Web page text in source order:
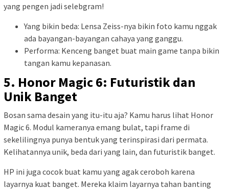
yang pengen jadi selebgram!
Yang bikin beda: Lensa Zeiss-nya bikin foto kamu nggak
ada bayangan-bayangan cahaya yang ganggu.
Performa: Kenceng banget buat main game tanpa bikin
tangan kamu kepanasan.
5. Honor Magic 6: Futuristik dan
Unik Banget
Bosan sama desain yang itu-itu aja? Kamu harus lihat Honor
Magic 6. Modul kameranya emang bulat, tapi frame di
sekelilingnya punya bentuk yang terinspirasi dari permata.
Kelihatannya unik, beda dari yang lain, dan futuristik banget.
HP ini juga cocok buat kamu yang agak ceroboh karena
layarnya kuat banget. Mereka klaim layarnya tahan banting